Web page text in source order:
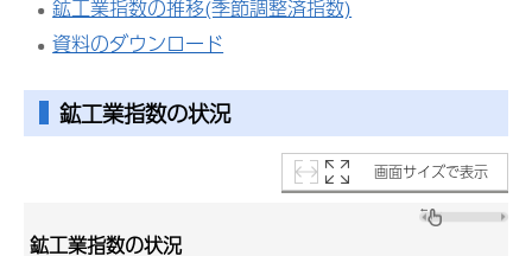
鉱工業指数の推移(季節調整済指数)
資料のダウンロード
鉱工業指数の状況
画面サイズで表示
鉱工業指数の状況